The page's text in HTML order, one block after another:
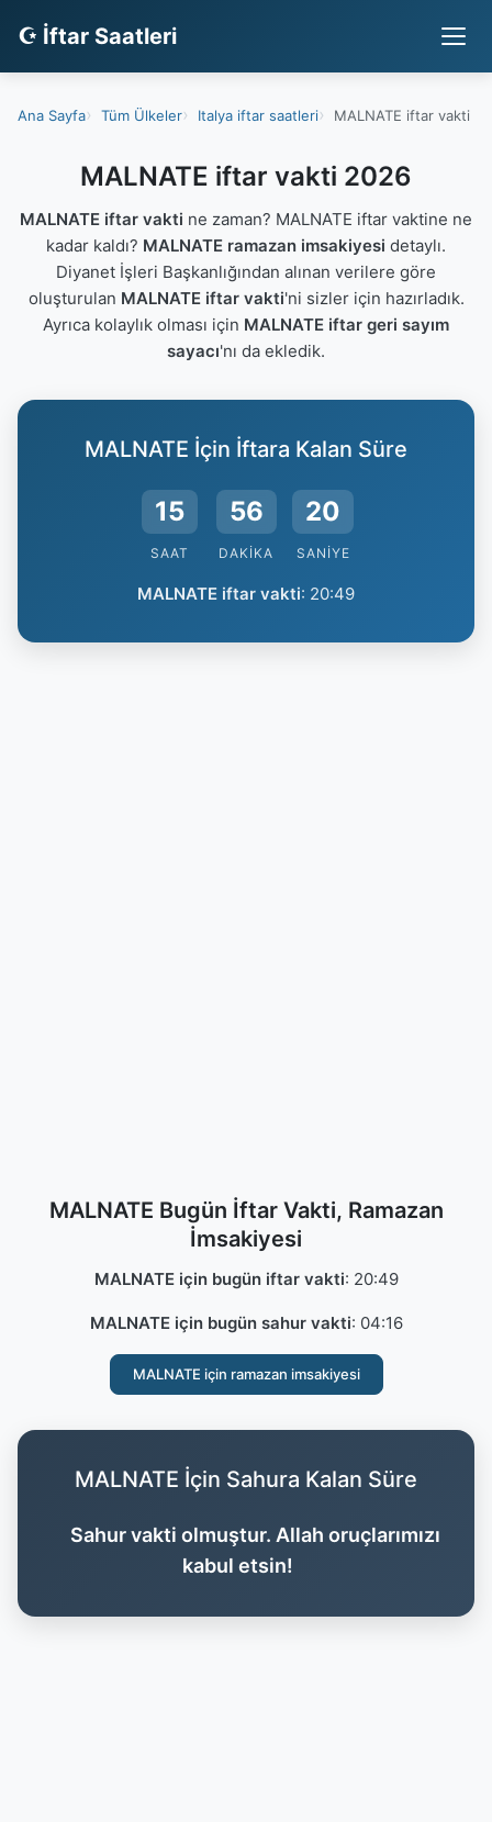
☪ İftar Saatleri
Ana Sayfa Tüm Ülkeler Italya iftar saatleri MALNATE iftar vakti
MALNATE iftar vakti 2026
MALNATE iftar vakti ne zaman? MALNATE iftar vaktine ne
kadar kaldı? MALNATE ramazan imsakiyesi detaylı.
Diyanet İşleri Başkanlığından alınan verilere göre
oluşturulan MALNATE iftar vakti'ni sizler için hazırladık.
Ayrıca kolaylık olması için MALNATE iftar geri sayım
sayacı'nı da ekledik.
MALNATE İçin İftara Kalan Süre
15
SAAT
56
DAKIKA
20
SANIYE
MALNATE iftar vakti: 20:49
MALNATE Bugün İftar Vakti, Ramazan
İmsakiyesi
MALNATE için bugün iftar vakti: 20:49
MALNATE için bugün sahur vakti: 04:16
MALNATE için ramazan imsakiyesi
MALNATE İçin Sahura Kalan Süre
Sahur vakti olmuştur. Allah oruçlarımızı
kabul etsin!